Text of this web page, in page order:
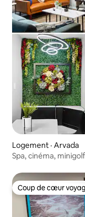
Logement · Arvada
Spa, cinéma,
Coup de cœur
Coup de cœur